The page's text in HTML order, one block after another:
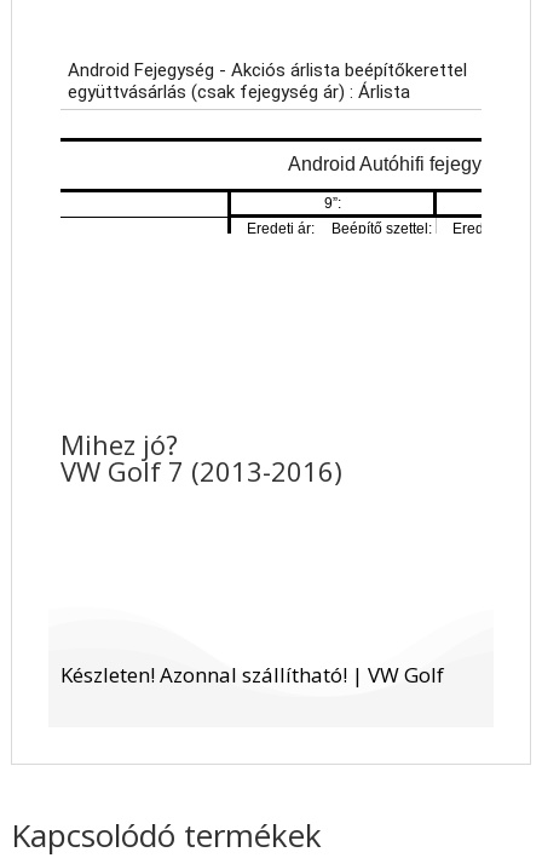
Mihez jó?
VW Golf 7 (2013-2016)
Készleten! Azonnal szállítható! | VW Golf
Kapcsolódó termékek